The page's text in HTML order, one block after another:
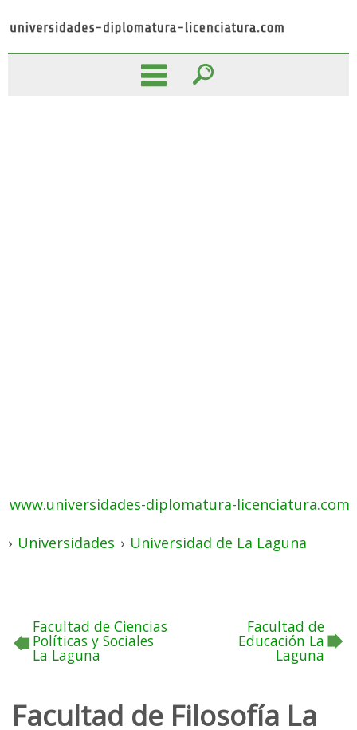
www.universidades-diplomatura-licenciatura.com
› Universidades › Universidad de La Laguna
Facultad de Ciencias
Políticas y Sociales
La Laguna
Facultad de
Educación La
Laguna
Facultad de Filosofía La